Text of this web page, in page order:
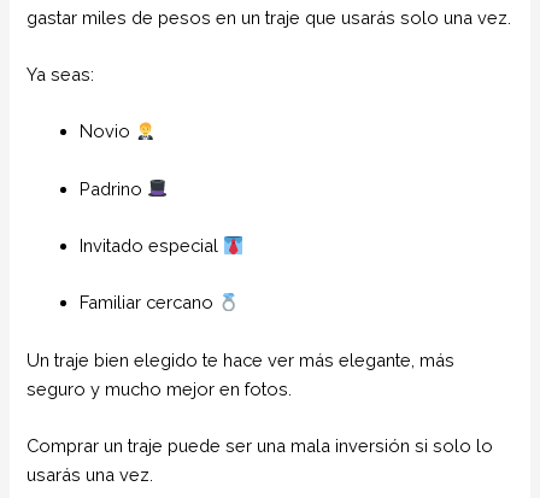
gastar miles de pesos en un traje que usarás solo una vez.
Ya seas:
Novio
Padrino
Invitado especial
Familiar cercano
Un traje bien elegido te hace ver más elegante, más
seguro y mucho mejor en fotos.
Comprar un traje puede ser una mala inversión si solo lo
usarás una vez.